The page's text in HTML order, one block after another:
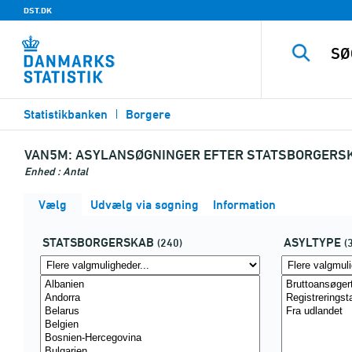
DST.DK
Statistikbanken Borgere
VAN5M: ASYLANSØGNINGER EFTER
Enhed : Antal
Vælg Udvælg via søgning Information
STATSBORGERSKAB (240) ASYLTYPE